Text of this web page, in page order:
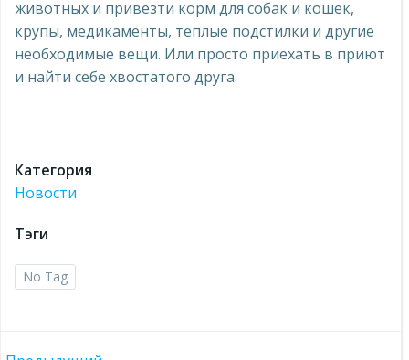
животных и привезти корм для собак и кошек,
крупы, медикаменты, тёплые подстилки и другие
необходимые вещи. Или просто приехать в приют
и найти себе хвостатого друга.
Категория
Новости
Тэги
No Tag